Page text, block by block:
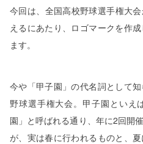
今回は、全国高校野球選手権大
えるにあたり、ロゴマークを作
ます。
今や「甲子園」の代名詞として
野球選手権大会。甲子園といえ
園」と呼ばれる通り、年に2回開
が、実は春に行われるものと、